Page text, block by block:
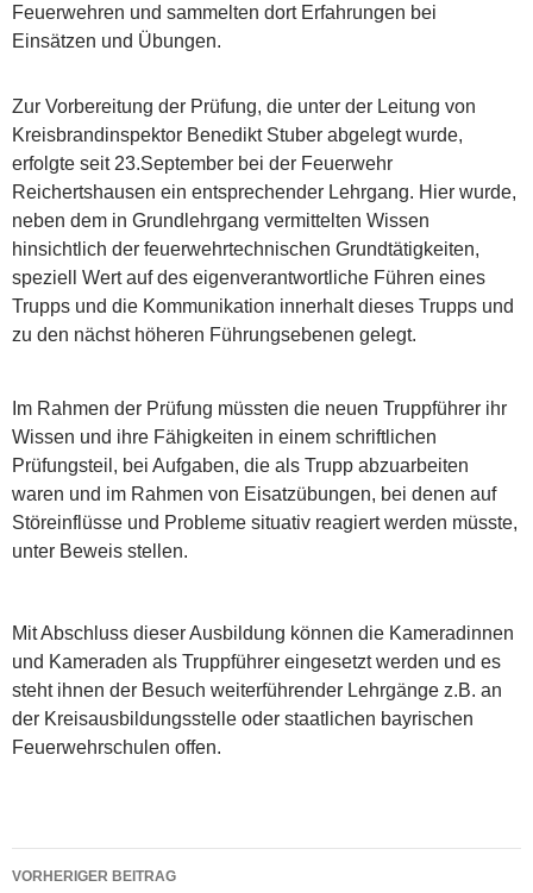
Feuerwehren und sammelten dort Erfahrungen bei
Einsätzen und Übungen.
Zur Vorbereitung der Prüfung, die unter der Leitung von
Kreisbrandinspektor Benedikt Stuber abgelegt wurde,
erfolgte seit 23.September bei der Feuerwehr
Reichertshausen ein entsprechender Lehrgang. Hier wurde,
neben dem in Grundlehrgang vermittelten Wissen
hinsichtlich der feuerwehrtechnischen Grundtätigkeiten,
speziell Wert auf des eigenverantwortliche Führen eines
Trupps und die Kommunikation innerhalt dieses Trupps und
zu den nächst höheren Führungsebenen gelegt.
Im Rahmen der Prüfung müssten die neuen Truppführer ihr
Wissen und ihre Fähigkeiten in einem schriftlichen
Prüfungsteil, bei Aufgaben, die als Trupp abzuarbeiten
waren und im Rahmen von Eisatzübungen, bei denen auf
Störeinflüsse und Probleme situativ reagiert werden müsste,
unter Beweis stellen.
Mit Abschluss dieser Ausbildung können die Kameradinnen
und Kameraden als Truppführer eingesetzt werden und es
steht ihnen der Besuch weiterführender Lehrgänge z.B. an
der Kreisausbildungsstelle oder staatlichen bayrischen
Feuerwehrschulen offen.
Beitragsnavigation
VORHERIGER BEITRAG